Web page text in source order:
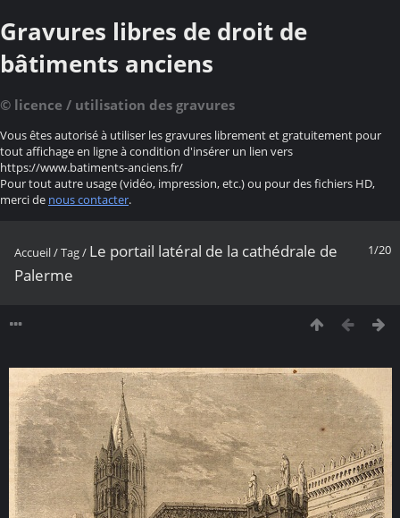
Gravures libres de droit de
bâtiments anciens
© licence / utilisation des gravures
Vous êtes autorisé à utiliser les gravures librement et gratuitement pour
tout affichage en ligne à condition d'insérer un lien vers
https://www.batiments-anciens.fr/
Pour tout autre usage (vidéo, impression, etc.) ou pour des fichiers HD,
merci de nous contacter.
1/20
Accueil/Tag/ Le portail latéral de la cathédrale de
Palerme